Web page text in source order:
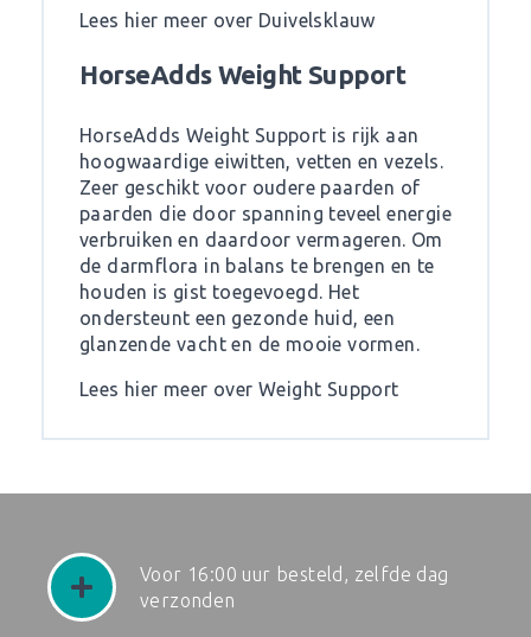
Lees hier meer over Duivelsklauw
HorseAdds Weight Support
HorseAdds Weight Support is rijk aan
hoogwaardige eiwitten, vetten en vezels.
Zeer geschikt voor oudere paarden of
paarden die door spanning teveel energie
verbruiken en daardoor vermageren. Om
de darmflora in balans te brengen en te
houden is gist toegevoegd. Het
ondersteunt een gezonde huid, een
glanzende vacht en de mooie vormen.
Lees hier meer over Weight Support
Voor 16:00 uur besteld, zelfde dag
verzonden